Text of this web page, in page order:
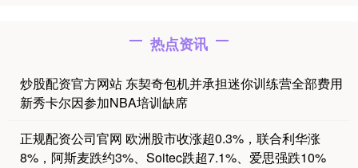
热点资讯
炒股配资官方网站 东契奇包机并承担迷你训练营全部费用
新秀卡尔因参加NBA培训缺席
正规配资公司官网 欧洲股市收涨超0.3%，联合利华涨
8%，阿斯麦跌约3%、Soitec跌超7.1%、爱思强跌10%